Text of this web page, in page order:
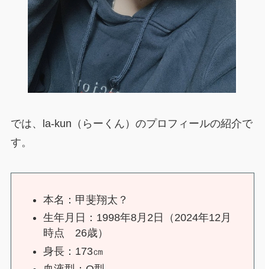
では、la-kun（らーくん）のプロフィールの紹介で
す。
本名：甲斐翔太？
生年月日：1998年8月2日（2024年12月
時点 26歳）
身長：173㎝